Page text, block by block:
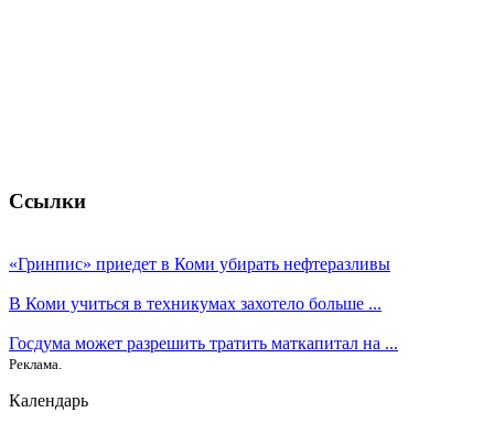
Ссылки
«Гринпис» приедет в Коми убирать нефтеразливы
В Коми учиться в техникумах захотело больше ...
Госдума может разрешить тратить маткапитал на ...
Реклама.
Календарь